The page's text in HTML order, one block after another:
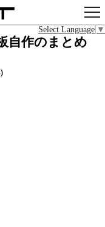
Select Language ▼
自作のまとめ